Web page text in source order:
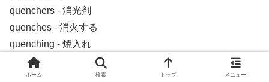
quenchers ‐ 消光剤
quenches ‐ 消火する
quenching ‐ 焼入れ
quenchless ‐ 消えない
quenelle ‐ クネル
ホーム 検索 トップ メニュー